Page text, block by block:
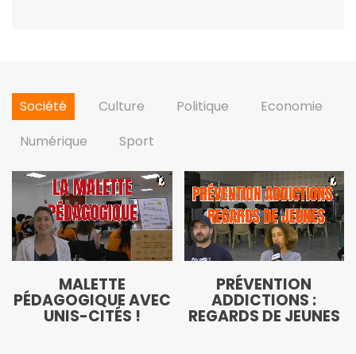
Société Culture Politique
Economie
Numérique
Sport
MALETTE
PÉDAGOGIQUE AVEC
UNIS-CITÉS !
PRÉVENTION
ADDICTIONS :
REGARDS DE JEUNES